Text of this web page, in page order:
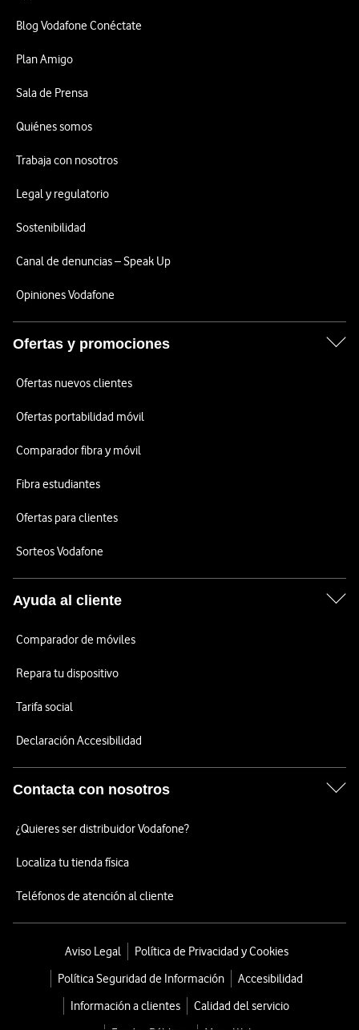
Blog Vodafone Conéctate
Plan Amigo
Sala de Prensa
Quiénes somos
Trabaja con nosotros
Legal y regulatorio
Sostenibilidad
Canal de denuncias – Speak Up
Opiniones Vodafone
Ofertas y promociones
Ofertas nuevos clientes
Ofertas portabilidad móvil
Comparador fibra y móvil
Fibra estudiantes
Ofertas para clientes
Sorteos Vodafone
Ayuda al cliente
Comparador de móviles
Repara tu dispositivo
Tarifa social
Declaración Accesibilidad
Contacta con nosotros
¿Quieres ser distribuidor Vodafone?
Localiza tu tienda física
Teléfonos de atención al cliente
Aviso Legal
Política de Privacidad y Cookies
Política Seguridad de Información
Accesibilidad
Información a clientes
Calidad del servicio